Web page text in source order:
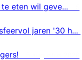
eten wil geve...
jaren '30 h...